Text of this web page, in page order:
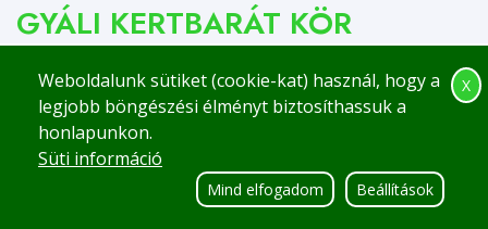
GYÁLI KERTBARÁT KÖR
Telefon:+36 29 263-343
Email:kapcsolat@gyalikertbarat.hu
X
Weboldalunk sütiket (cookie-kat) használ, hogy a
legjobb böngészési élményt biztosíthassuk a
honlapunkon.
Süti információ
Mind elfogadom Beállítások